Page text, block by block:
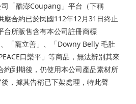
「酷澎Coupang」平台（下稱
合約已於民國112年12月31日終止
所販售含有本公司註冊商標
、「寵立善」、「Downy Belly 毛肚
口樂平」等商品，無法辨別其來
到期後，仍使用本公司產品素材所
，據其告稱已下架處理，特此聲